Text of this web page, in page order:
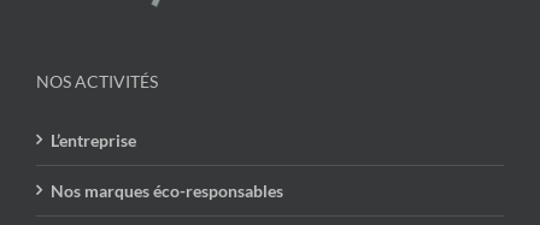
NOS ACTIVITÉS
L’entreprise
Nos marques éco-responsables